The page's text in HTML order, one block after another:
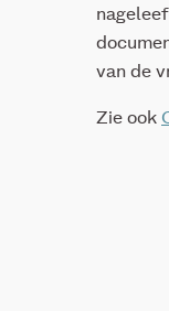
van de
Zie ook